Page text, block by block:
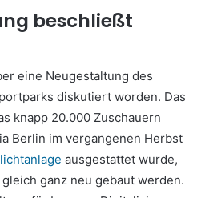
beschließt
eine Neugestaltung des
diskutiert worden. Das
knapp 20.000 Zuschauern
Berlin im vergangenen Herbst
ausgestattet wurde,
ganz neu gebaut werden.